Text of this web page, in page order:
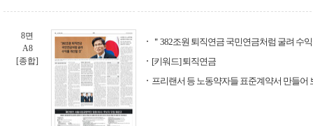
8면
A8
[종합]
＂382조원 퇴직연금 국민연금처럼 굴려 수
[키워드] 퇴직연금
프리랜서 등 노동약자들 표준계약서 만들어